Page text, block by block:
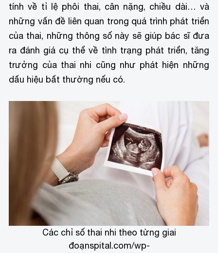
tính về tỉ lệ phôi thai, cân nặng, chiều dài… và
những vấn đề liên quan trong quá trình phát triển
của thai, những thông số này sẽ giúp bác sĩ đưa
ra đánh giá cụ thể về tình trạng phát triển, tăng
trưởng của thai nhi cũng như phát hiện những
dấu hiệu bất thường nếu có.
Các chỉ số thai nhi theo từng giai
đoạnspital.com/wp-